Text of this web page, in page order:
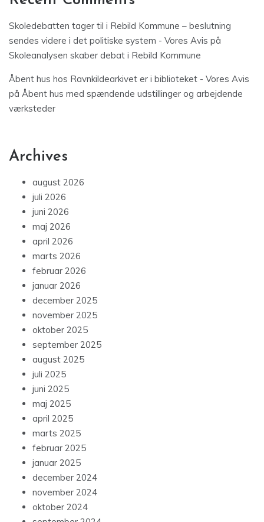
Skoledebatten tager til i Rebild Kommune – beslutning
sendes videre i det politiske system - Vores Avis på
Skoleanalysen skaber debat i Rebild Kommune
Åbent hus hos Ravnkildearkivet er i biblioteket - Vores Avis
på Åbent hus med spændende udstillinger og arbejdende
værksteder
Archives
august 2026
juli 2026
juni 2026
maj 2026
april 2026
marts 2026
februar 2026
januar 2026
december 2025
november 2025
oktober 2025
september 2025
august 2025
juli 2025
juni 2025
maj 2025
april 2025
marts 2025
februar 2025
januar 2025
december 2024
november 2024
oktober 2024